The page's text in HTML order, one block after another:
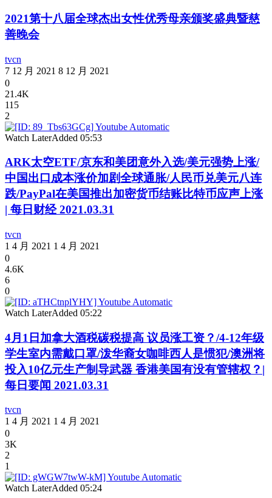
2021第十八届全球杰出女性优秀母亲颁奖盛典暨慈
善晚会
tvcn
7 12 月 2021 8 12 月 2021
0
21.4K
115
2
Watch LaterAdded 05:53
ARK太空ETF/京东和美团意外入选/美元强势上涨/
中国出口成本涨价加剧全球通胀/人民币兑美元八连
跌/PayPal在美国推出加密货币结账比特币应声上涨
| 每日财经 2021.03.31
tvcn
1 4 月 2021 1 4 月 2021
0
4.6K
6
0
Watch LaterAdded 05:22
4月1日加拿大酒税碳税提高 议员涨工资？/4-12年级
学生室内需戴口罩/泼华裔女咖啡西人是惯犯/澳洲将
投入10亿元生产制导武器 香港美国有没有管辖权？|
每日要闻 2021.03.31
tvcn
1 4 月 2021 1 4 月 2021
0
3K
2
1
Watch LaterAdded 05:24